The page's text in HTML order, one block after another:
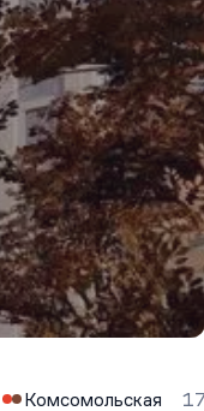
Комсомольская